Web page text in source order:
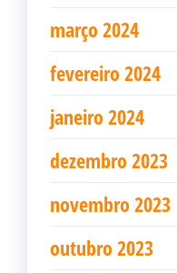
março 2024
fevereiro 2024
janeiro 2024
dezembro 2023
novembro 2023
outubro 2023